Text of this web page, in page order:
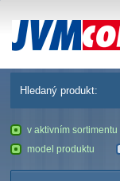
JVM
Hledaný produkt:
v aktivním sortimentu
model produktu